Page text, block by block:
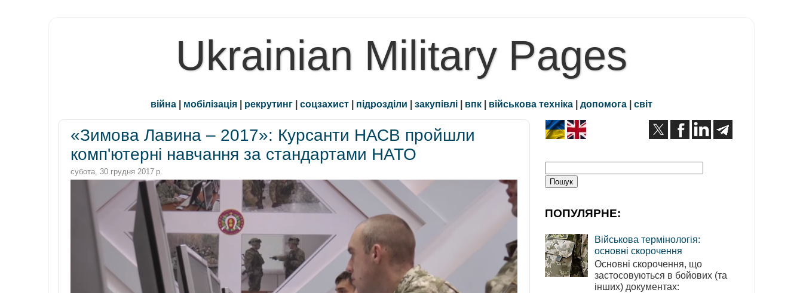
Ukrainian Military Pages
війна | мобілізація | рекрутинг | соцзахист | підрозділи | закупівлі | впк | військова техніка | допомога | світ
«Зимова Лавина – 2017»: Курсанти НАСВ пройшли
комп'ютерні навчання за стандартами НАТО
субота, 30 грудня 2017 р.
ПОПУЛЯРНЕ:
Військова термінологія:
основні скорочення
Основні скорочення, що
застосовуються в бойових (та
інших) документах: